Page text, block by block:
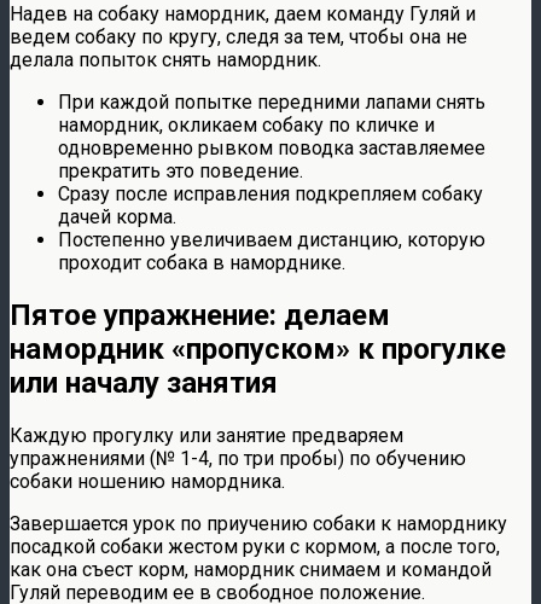
Надев на собаку намордник, даем команду Гуляй и
ведем собаку по кругу, следя за тем, чтобы она не
делала попыток снять намордник.
При каждой попытке передними лапами снять
намордник, окликаем собаку по кличке и
одновременно рывком поводка заставляемее
прекратить это поведение.
Сразу после исправления подкрепляем собаку
дачей корма.
Постепенно увеличиваем дистанцию, которую
проходит собака в наморднике.
Пятое упражнение: делаем
намордник «пропуском» к прогулке
или началу занятия
Каждую прогулку или занятие предваряем
упражнениями (№ 1-4, по три пробы) по обучению
собаки ношению намордника.
Завершается урок по приучению собаки к наморднику
посадкой собаки жестом руки с кормом, а после того,
как она съест корм, намордник снимаем и командой
Гуляй переводим ее в свободное положение.